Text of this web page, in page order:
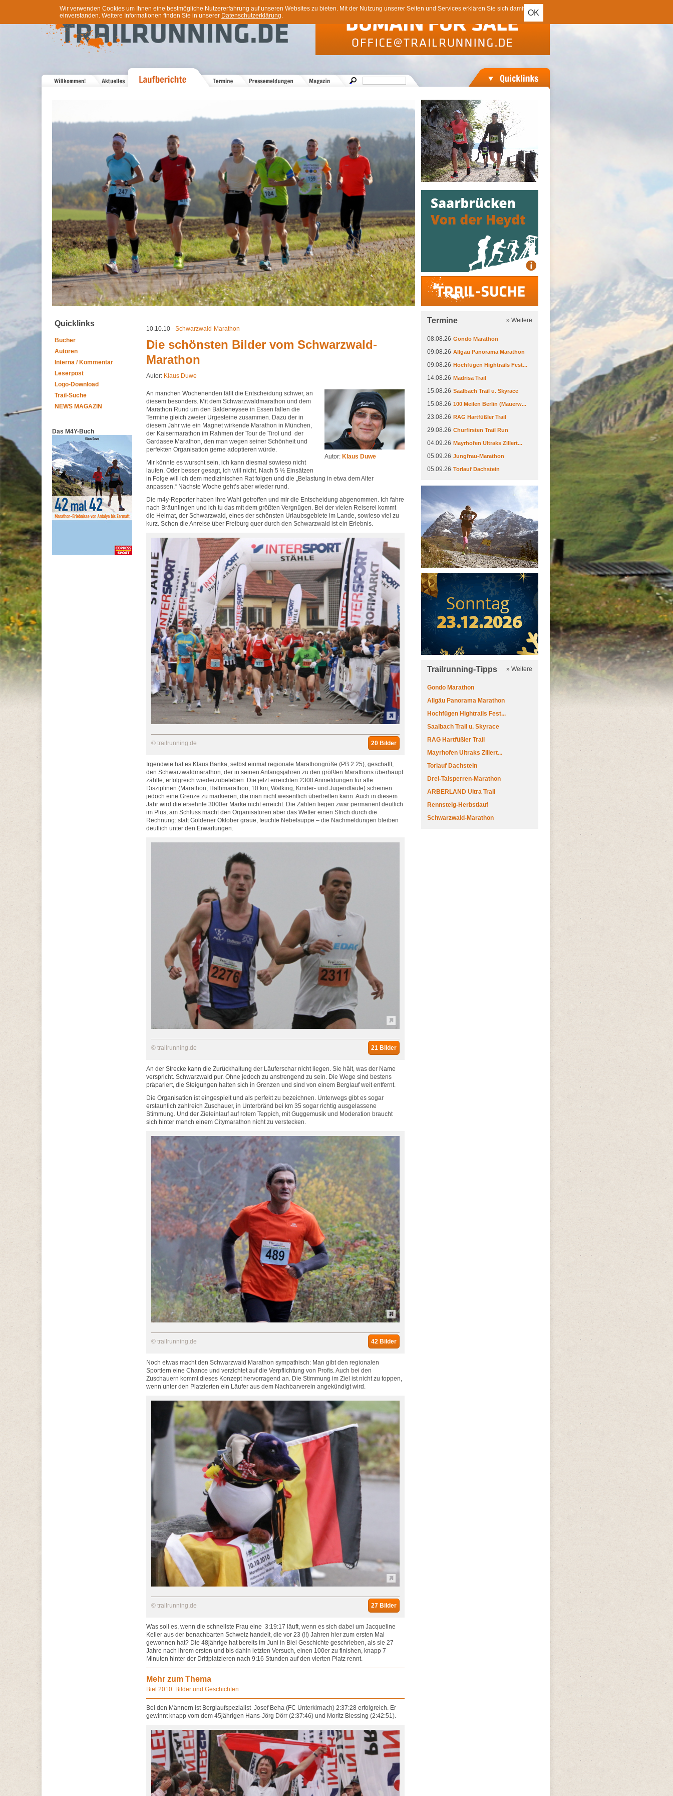
OK
Wir verwenden Cookies um Ihnen eine bestmögliche Nutzererfahrung auf unseren Websites zu bieten. Mit der Nutzung unserer Seiten und Services erklären Sie sich damit
einverstanden. Weitere Informationen finden Sie in unserer Datenschutzerklärung.
Quicklinks
Bücher
Autoren
Interna / Kommentar
Leserpost
Logo-Download
Trail-Suche
NEWS MAGAZIN
Das M4Y-Buch
10.10.10 - Schwarzwald-Marathon
Die schönsten Bilder vom Schwarzwald-
Marathon
Autor: Klaus Duwe
Autor: Klaus Duwe
An manchen Wochenenden fällt die Entscheidung schwer, an
diesem besonders. Mit dem Schwarzwaldmarathon und dem
Marathon Rund um den Baldeneysee in Essen fallen die
Termine gleich zweier Urgesteine zusammen. Dazu der in
diesem Jahr wie ein Magnet wirkende Marathon in München,
der Kaisermarathon im Rahmen der Tour de Tirol und der
Gardasee Marathon, den man wegen seiner Schönheit und
perfekten Organisation gerne adoptieren würde.
Mir könnte es wurscht sein, ich kann diesmal sowieso nicht
laufen. Oder besser gesagt, ich will nicht. Nach 5 ½ Einsätzen
in Folge will ich dem medizinischen Rat folgen und die „Belastung in etwa dem Alter
anpassen.“ Nächste Woche geht’s aber wieder rund.
Die m4y-Reporter haben ihre Wahl getroffen und mir die Entscheidung abgenommen. Ich fahre
nach Bräunlingen und ich tu das mit dem größten Vergnügen. Bei der vielen Reiserei kommt
die Heimat, der Schwarzwald, eines der schönsten Urlaubsgebiete im Lande, sowieso viel zu
kurz. Schon die Anreise über Freiburg quer durch den Schwarzwald ist ein Erlebnis.
© trailrunning.de 20 Bilder
Irgendwie hat es Klaus Banka, selbst einmal regionale Marathongröße (PB 2:25), geschafft,
den Schwarzwaldmarathon, der in seinen Anfangsjahren zu den größten Marathons überhaupt
zählte, erfolgreich wiederzubeleben. Die jetzt erreichten 2300 Anmeldungen für alle
Disziplinen (Marathon, Halbmarathon, 10 km, Walking, Kinder- und Jugendläufe) scheinen
jedoch eine Grenze zu markieren, die man nicht wesentlich übertreffen kann. Auch in diesem
Jahr wird die ersehnte 3000er Marke nicht erreicht. Die Zahlen liegen zwar permanent deutlich
im Plus, am Schluss macht den Organisatoren aber das Wetter einen Strich durch die
Rechnung: statt Goldener Oktober graue, feuchte Nebelsuppe – die Nachmeldungen bleiben
deutlich unter den Erwartungen.
© trailrunning.de 21 Bilder
An der Strecke kann die Zurückhaltung der Läuferschar nicht liegen. Sie hält, was der Name
verspricht. Schwarzwald pur. Ohne jedoch zu anstrengend zu sein. Die Wege sind bestens
präpariert, die Steigungen halten sich in Grenzen und sind von einem Berglauf weit entfernt.
Die Organisation ist eingespielt und als perfekt zu bezeichnen. Unterwegs gibt es sogar
erstaunlich zahlreich Zuschauer, in Unterbränd bei km 35 sogar richtig ausgelassene
Stimmung. Und der Zieleinlauf auf rotem Teppich, mit Guggemusik und Moderation braucht
sich hinter manch einem Citymarathon nicht zu verstecken.
© trailrunning.de 42 Bilder
Noch etwas macht den Schwarzwald Marathon sympathisch: Man gibt den regionalen
Sportlern eine Chance und verzichtet auf die Verpflichtung von Profis. Auch bei den
Zuschauern kommt dieses Konzept hervorragend an. Die Stimmung im Ziel ist nicht zu toppen,
wenn unter den Platzierten ein Läufer aus dem Nachbarverein angekündigt wird.
© trailrunning.de 27 Bilder
Was soll es, wenn die schnellste Frau eine 3:19:17 läuft, wenn es sich dabei um Jacqueline
Keller aus der benachbarten Schweiz handelt, die vor 23 (!!) Jahren hier zum ersten Mal
gewonnen hat? Die 48jährige hat bereits im Juni in Biel Geschichte geschrieben, als sie 27
Jahre nach ihrem ersten und bis dahin letzten Versuch, einen 100er zu finishen, knapp 7
Minuten hinter der Drittplatzieren nach 9:16 Stunden auf den vierten Platz rennt.
Mehr zum Thema
Biel 2010: Bilder und Geschichten
Bei den Männern ist Berglaufspezialist Josef Beha (FC Unterkirnach) 2:37:28 erfolgreich. Er
gewinnt knapp vom dem 45jährigen Hans-Jörg Dörr (2:37:46) und Moritz Blessing (2:42:51).
Termine » Weitere
08.08.26 Gondo Marathon
09.08.26 Allgäu Panorama Marathon
09.08.26 Hochfügen Hightrails Fest...
14.08.26 Madrisa Trail
15.08.26 Saalbach Trail u. Skyrace
15.08.26 100 Meilen Berlin (Mauerw...
23.08.26 RAG Hartfüßler Trail
29.08.26 Churfirsten Trail Run
04.09.26 Mayrhofen Ultraks Zillert...
05.09.26 Jungfrau-Marathon
05.09.26 Torlauf Dachstein
Trailrunning-Tipps » Weitere
Gondo Marathon
Allgäu Panorama Marathon
Hochfügen Hightrails Fest...
Saalbach Trail u. Skyrace
RAG Hartfüßler Trail
Mayrhofen Ultraks Zillert...
Torlauf Dachstein
Drei-Talsperren-Marathon
ARBERLAND Ultra Trail
Rennsteig-Herbstlauf
Schwarzwald-Marathon